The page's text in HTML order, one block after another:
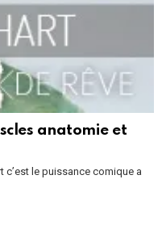
anatomie et
c’est le puissance comique a